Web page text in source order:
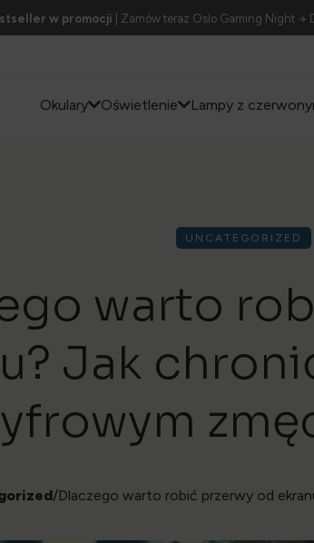
w promocji | Zamów teraz Oslo Gaming Night →
Okulary Oświetlenie Lampy z
UNCATEGORIZED
warto
Jak
/Dlaczego warto robić przerwy od